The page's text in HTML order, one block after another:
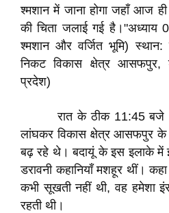
श्मशान में जाना होगा जहाँ आज
की चिता जलाई गई
श्मशान और वर्जित भूमि)
निकट विकास क्षेत्र आसफपुर,
प्रदेश)​
रात के ठीक 11:45 बजे थे।
लांघकर विकास क्षेत्र आसफपुर
बढ़ रहे थे। बदायूं के इस इलाके में
डरावनी कहानियाँ मशहूर थीं।
कभी सूखती नहीं थी, वह हमेशा
रहती थी।​